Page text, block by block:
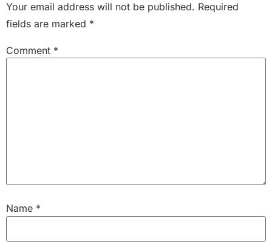
Your email address will not be published. Required
fields are marked *
Comment *
Name *